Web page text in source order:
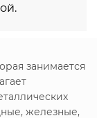
занимается
железные,